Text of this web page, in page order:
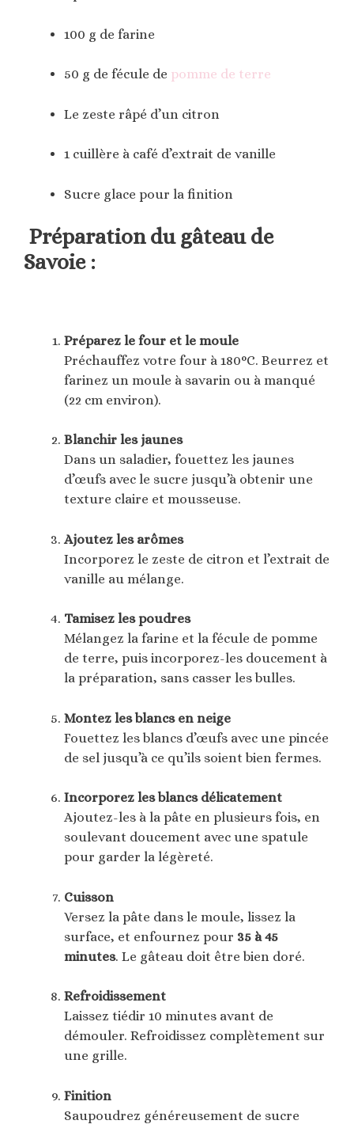
100 g de farine
50 g de fécule de pomme de terre
Le zeste râpé d’un citron
1 cuillère à café d’extrait de vanille
Sucre glace pour la finition
Préparation du gâteau de
Savoie :
Préparez le four et le moule
Préchauffez votre four à 180°C. Beurrez et
farinez un moule à savarin ou à manqué
(22 cm environ).
Blanchir les jaunes
Dans un saladier, fouettez les jaunes
d’œufs avec le sucre jusqu’à obtenir une
texture claire et mousseuse.
Ajoutez les arômes
Incorporez le zeste de citron et l’extrait de
vanille au mélange.
Tamisez les poudres
Mélangez la farine et la fécule de pomme
de terre, puis incorporez-les doucement à
la préparation, sans casser les bulles.
Montez les blancs en neige
Fouettez les blancs d’œufs avec une pincée
de sel jusqu’à ce qu’ils soient bien fermes.
Incorporez les blancs délicatement
Ajoutez-les à la pâte en plusieurs fois, en
soulevant doucement avec une spatule
pour garder la légèreté.
Cuisson
Versez la pâte dans le moule, lissez la
surface, et enfournez pour 35 à 45
minutes. Le gâteau doit être bien doré.
Refroidissement
Laissez tiédir 10 minutes avant de
démouler. Refroidissez complètement sur
une grille.
Finition
Saupoudrez généreusement de sucre